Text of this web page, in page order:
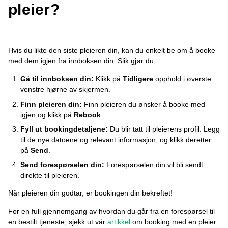
pleier?
Hvis du likte den siste pleieren din, kan du enkelt be om å booke
med dem igjen fra innboksen din. Slik gjør du:
Gå til innboksen din: Klikk på Tidligere opphold i øverste
venstre hjørne av skjermen.
Finn pleieren din: Finn pleieren du ønsker å booke med
igjen og klikk på Rebook
Fyll ut bookingdetaljene: Du blir tatt til pleierens profil. Legg
til de nye datoene og relevant informasjon, og klikk deretter
på Send
Send forespørselen din: Forespørselen din vil bli sendt
direkte til pleieren.
Når pleieren din godtar, er bookingen din bekreftet!
For en full gjennomgang av hvordan du går fra en forespørsel til
en bestilt tjeneste, sjekk ut vår artikkel om booking med en pleier.